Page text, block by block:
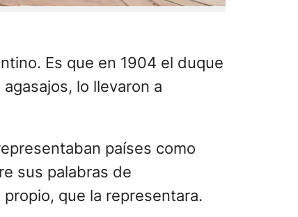
Es que en 1904 el duque
lo llevaron a
países como
sus palabras de
que la representara.